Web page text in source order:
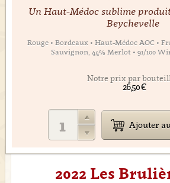
Un Haut-Médoc sublime
Beychevelle
Rouge • Bordeaux • Haut-Médoc AOC •
Sauvignon, 44% Merlot • 91/100
Notre prix par
26,50 €
Ajouter
2022 Les